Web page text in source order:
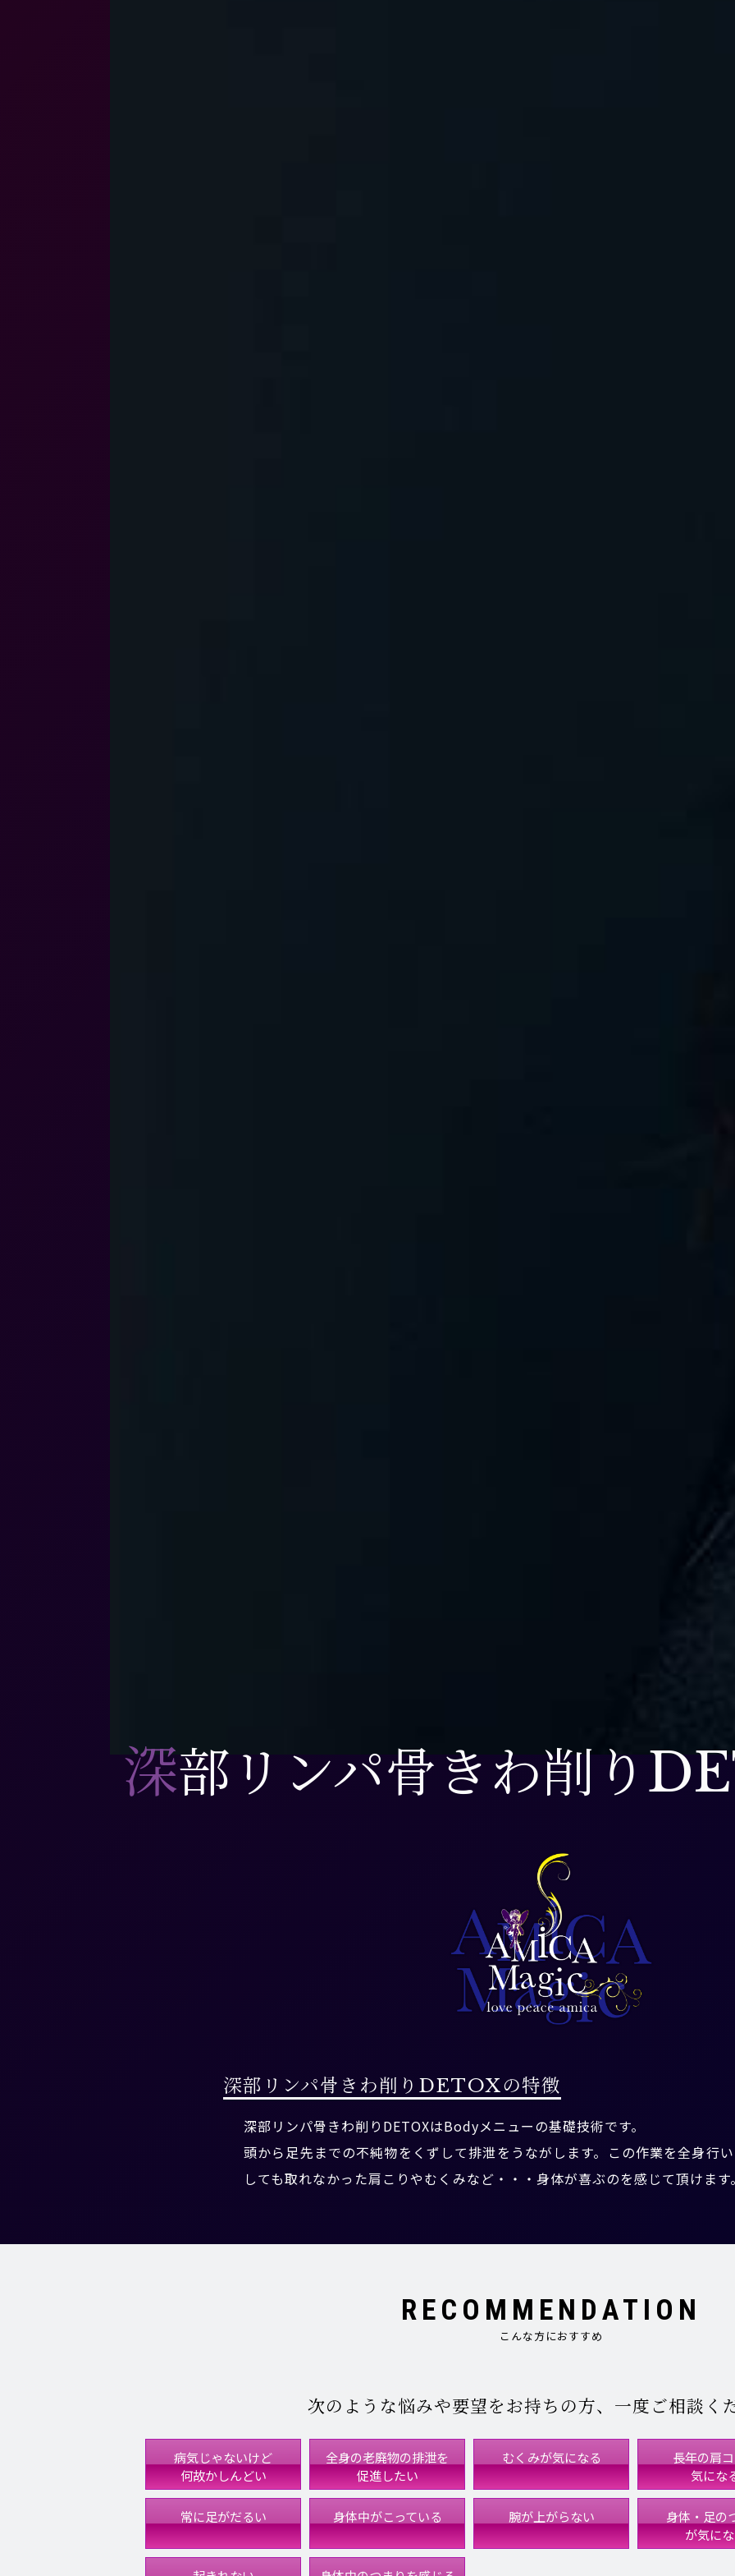
深部リンパ骨きわ削り
深部リンパ骨きわ削りDETOXの特徴
深部リンパ骨きわ削りDETOXはBodyメニューの基礎技術です。
頭から足先までの不純物をくずして排泄をうながします。この作業を全身行
しても取れなかった肩こりやむくみなど・・・身体が喜ぶのを感じて頂けます
RECOMMENDATION
こんな方におすすめ
次のような悩みや要望をお持ちの方、一度ご相談く
病気じゃないけど
何故かしんどい
全身の老廃物の排泄を
促進したい
むくみが気になる
長年の肩
気にな
常に足がだるい 身体中がこっている 腕が上がらない
身体・足の
が気に